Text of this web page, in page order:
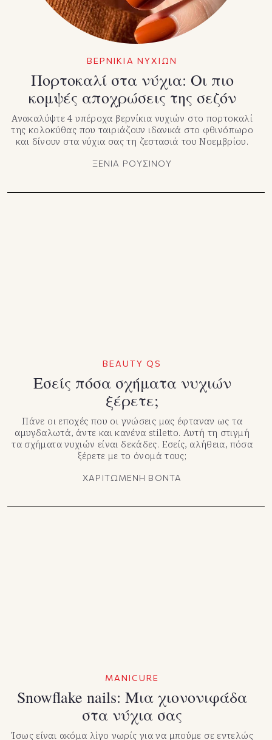
ΒΕΡΝΙΚΙΑ ΝΥΧΙΩΝ
Πορτοκαλί στα νύχια: Οι πιο
κομψές αποχρώσεις της σεζόν
Ανακαλύψτε 4 υπέροχα βερνίκια νυχιών στο πορτοκαλί
της κολοκύθας που ταιριάζουν ιδανικά στο φθινόπωρο
και δίνουν στα νύχια σας τη ζεστασιά του Νοεμβρίου.
ΞΕΝΙΑ ΡΟΥΣΙΝΟΥ
BEAUTY QS
Εσείς πόσα σχήματα νυχιών
ξέρετε;
Πάνε οι εποχές που οι γνώσεις μας έφταναν ως τα
αμυγδαλωτά, άντε και κανένα stiletto. Αυτή τη στιγμή
τα σχήματα νυχιών είναι δεκάδες. Εσείς, αλήθεια, πόσα
ξέρετε με το όνομά τους;
ΧΑΡΙΤΩΜΕΝΗ ΒΟΝΤΑ
MANICURE
Snowflake nails: Μια χιονονιφάδα
στα νύχια σας
Ίσως είναι ακόμα λίγο νωρίς για να μπούμε σε εντελώς